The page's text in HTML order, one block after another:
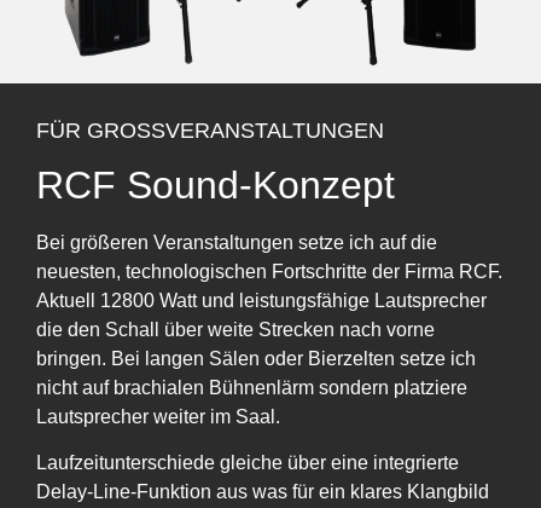
FÜR GROSSVERANSTALTUNGEN
RCF Sound-Konzept
Bei größeren Veranstaltungen setze ich auf die
neuesten, technologischen Fortschritte der Firma RCF.
Aktuell 12800 Watt und leistungsfähige Lautsprecher
die den Schall über weite Strecken nach vorne
bringen. Bei langen Sälen oder Bierzelten setze ich
nicht auf brachialen Bühnenlärm sondern platziere
Lautsprecher weiter im Saal.
Laufzeitunterschiede gleiche über eine integrierte
Delay-Line-Funktion aus was für ein klares Klangbild